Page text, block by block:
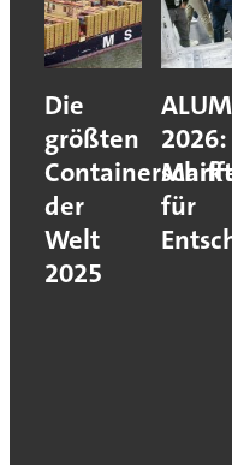
Die
größten
der
Welt
2025
2026:
für